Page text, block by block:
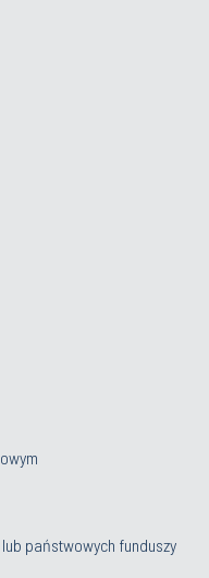
państwowych funduszy